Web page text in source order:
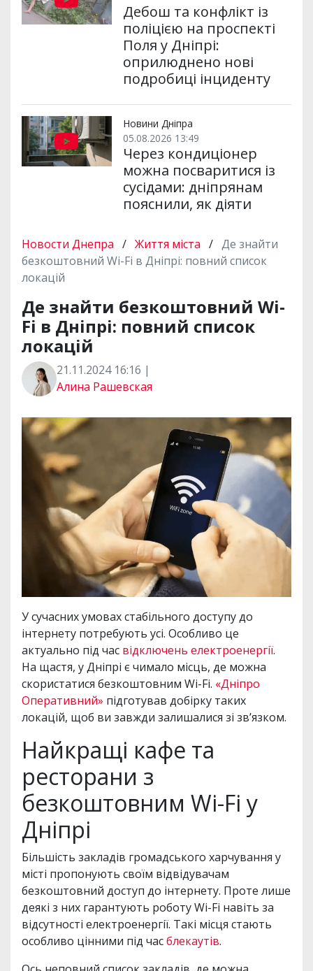
Дебош та конфлікт із
поліцією на проспекті
Поля у Дніпрі:
оприлюднено нові
подробиці інциденту
Новини Дніпра
05.08.2026 13:49
Через кондиціонер
можна посваритися із
сусідами: дніпрянам
пояснили, як діяти
Новости Днепра / Життя міста / Де знайти
безкоштовний Wi-Fi в Дніпрі: повний список
локацій
Де знайти безкоштовний Wi-
Fi в Дніпрі: повний список
локацій
21.11.2024 16:16 |
Алина Рашевская
У сучасних умовах стабільного доступу до
інтернету потребують усі. Особливо це
актуально під час відключень електроенергії.
На щастя, у Дніпрі є чимало місць, де можна
скористатися безкоштовним Wi-Fi. «Дніпро
Оперативний» підготував добірку таких
локацій, щоб ви завжди залишалися зі зв’язком.
Найкращі кафе та
ресторани з
безкоштовним Wi-Fi у
Дніпрі
Більшість закладів громадського харчування у
місті пропонують своїм відвідувачам
безкоштовний доступ до інтернету. Проте лише
деякі з них гарантують роботу Wi-Fi навіть за
відсутності електроенергії. Такі місця стають
особливо цінними під часблекаутів.